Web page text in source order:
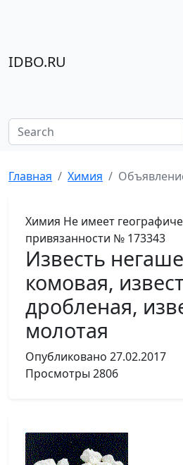
IDBO.RU
Главная Химия
Химия Не имеет
привязанности № 173343
Известь
комовая,
дробленая,
молотая
Опубликовано 27.02.2017
Просмотры 2806